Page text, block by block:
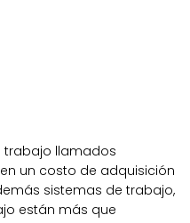
trabajo llamados
un costo de adquisición
sistemas de trabajo,
están más que